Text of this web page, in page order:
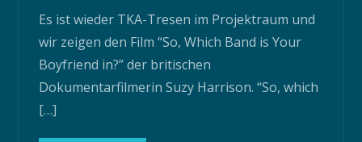
Es ist wieder TKA-Tresen im Projektraum und
wir zeigen den Film “So, Which Band is Your
Boyfriend in?” der britischen
Dokumentarfilmerin Suzy Harrison. “So, which
[…]